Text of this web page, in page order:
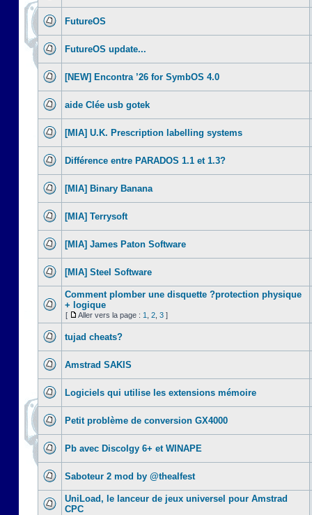
FutureOS
FutureOS update...
[NEW] Encontra ’26 for SymbOS 4.0
aide Clée usb gotek
[MIA] U.K. Prescription labelling systems
Différence entre PARADOS 1.1 et 1.3?
[MIA] Binary Banana
[MIA] Terrysoft
[MIA] James Paton Software
[MIA] Steel Software
Comment plomber une disquette ?protection physique
+ logique
[ Aller vers la page : 1 2 3 ]
tujad cheats?
Amstrad SAKIS
Logiciels qui utilise les extensions mémoire
Petit problème de conversion GX4000
Pb avec Discolgy 6+ et WINAPE
Saboteur 2 mod by @thealfest
UniLoad, le lanceur de jeux universel pour Amstrad
CPC